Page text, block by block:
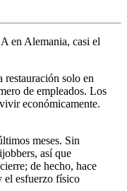
en Alemania, casi el
restauración solo en
de empleados. Los
económicamente.
meses. Sin
así que
de hecho, hace
el esfuerzo físico